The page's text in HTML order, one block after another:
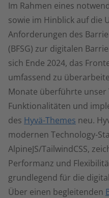
Im Rahmen eines
sowie im Hinblick auf die
Anforderungen des
(BFSG) zur digitalen
sich Ende 2024, das
umfassend zu
Monate überführte unser
Funktionalitäten und
des Hyvä-Themes neu.
modernen Technology-
AlpineJS/TailwindCSS,
Performanz und
grundlegend für die
Über einen begleitenden